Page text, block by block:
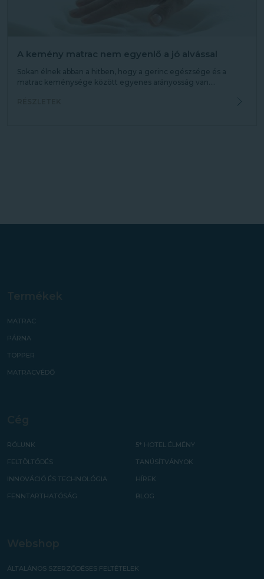
A kemény matrac nem egyenlő a jó alvással
Sokan élnek abban a hitben, hogy a gerinc egészsége és a
matrac keménysége között egyenes arányosság van....
MATRAC
PÁRNA
TOPPER
MATRACVÉDŐ
RÓLUNK
FELTÖLTŐDÉS
INNOVÁCIÓ ÉS TECHNOLÓGIA
FENNTARTHATÓSÁG
5* HOTEL ÉLMÉNY
TANÚSÍTVÁNYOK
HÍREK
BLOG
ÁLTALÁNOS SZERZŐDÉSES FELTÉTELEK